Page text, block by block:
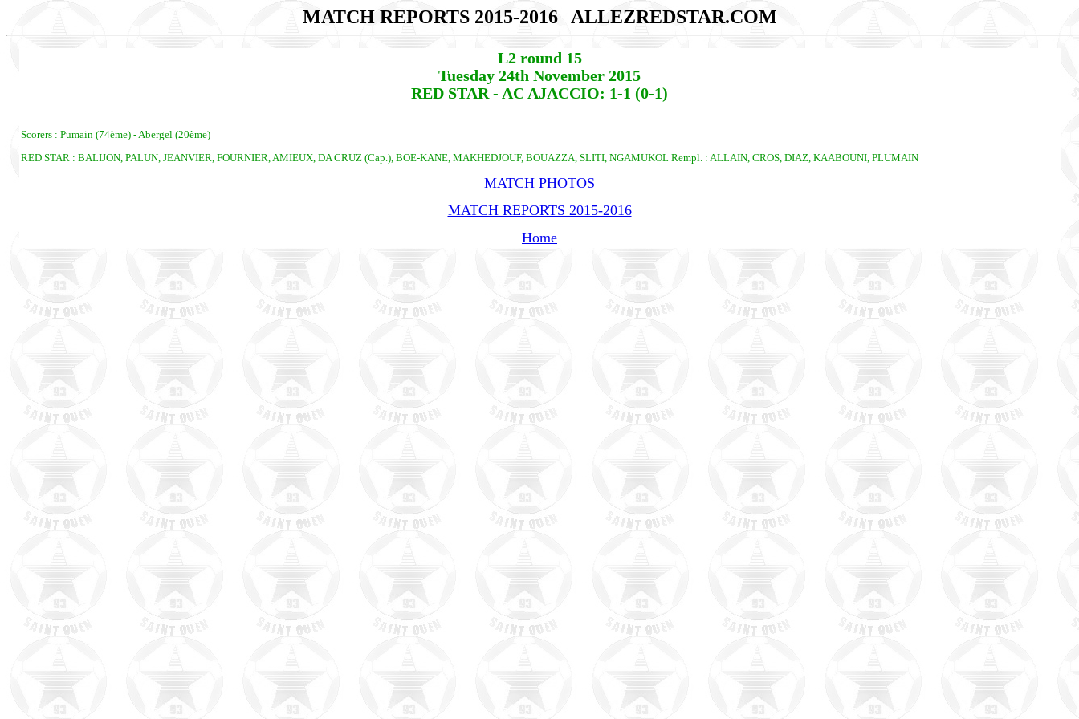
MATCH REPORTS 2015-2016 ALLEZREDSTAR.COM
L2 round 15
Tuesday 24th November 2015
RED STAR - AC AJACCIO: 1-1 (0-1)
Scorers : Pumain (74ème) - Abergel (20ème)
RED STAR : BALIJON, PALUN, JEANVIER, FOURNIER, AMIEUX, DA CRUZ (Cap.), BOE-KANE, MAKHEDJOUF, BOUAZZA, SLITI, NGAMUKOL Rempl. : ALLAIN, CROS, DIAZ, KAABOUNI, PLUMAIN
MATCH PHOTOS
MATCH REPORTS 2015-2016
Home